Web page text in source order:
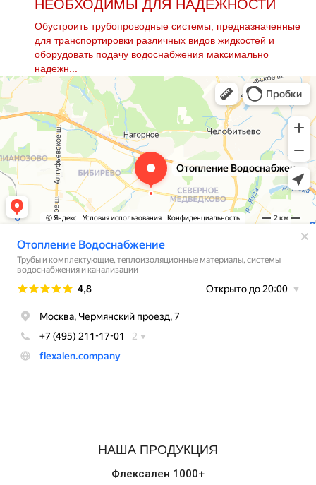
НЕОБХОДИМЫ ДЛЯ НАДЕЖНОСТИ
Обустроить трубопроводные системы, предназначенные
для транспортировки различных видов жидкостей и
оборудовать подачу водоснабжения максимально
надежн...
НАША ПРОДУКЦИЯ
Флексален 1000+